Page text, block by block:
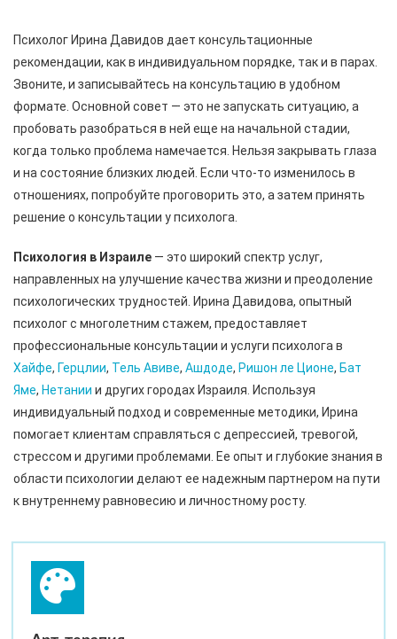
Психолог Ирина Давидов дает консультационные
рекомендации, как в индивидуальном порядке, так и в парах.
Звоните, и записывайтесь на консультацию в удобном
формате. Основной совет — это не запускать ситуацию, а
пробовать разобраться в ней еще на начальной стадии,
когда только проблема намечается. Нельзя закрывать глаза
и на состояние близких людей. Если что-то изменилось в
отношениях, попробуйте проговорить это, а затем принять
решение о консультации у психолога.
Психология в Израиле — это широкий спектр услуг,
направленных на улучшение качества жизни и преодоление
психологических трудностей. Ирина Давидова, опытный
психолог с многолетним стажем, предоставляет
профессиональные консультации и услуги психолога в
Хайфе, Герцлии, Тель Авиве, Ашдоде, Ришон ле Ционе, Бат
Яме, Нетании и других городах Израиля. Используя
индивидуальный подход и современные методики, Ирина
помогает клиентам справляться с депрессией, тревогой,
стрессом и другими проблемами. Ее опыт и глубокие знания в
области психологии делают ее надежным партнером на пути
к внутреннему равновесию и личностному росту.